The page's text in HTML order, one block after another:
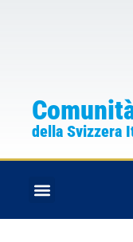
della Svizzera